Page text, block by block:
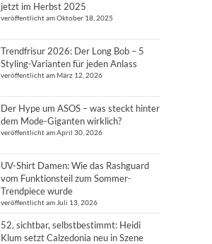
jetzt im Herbst 2025
veröffentlicht am Oktober 18, 2025
Trendfrisur 2026: Der Long Bob – 5
Styling-Varianten für jeden Anlass
veröffentlicht am März 12, 2026
Der Hype um ASOS – was steckt hinter
dem Mode-Giganten wirklich?
veröffentlicht am April 30, 2026
UV-Shirt Damen: Wie das Rashguard
vom Funktionsteil zum Sommer-
Trendpiece wurde
veröffentlicht am Juli 13, 2026
52, sichtbar, selbstbestimmt: Heidi
Klum setzt Calzedonia neu in Szene